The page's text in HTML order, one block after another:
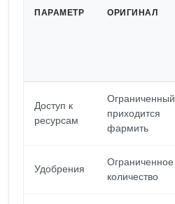
ПАРАМЕТР ОРИГИНАЛ
Доступ к
ресурсам
Ограниченный,
приходится
фармить
Удобрения
Ограниченное
количество